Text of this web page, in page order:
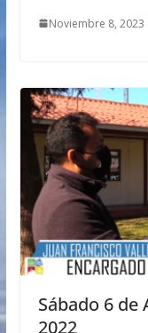
Noviembre 8, 2023
Sábado 6 de
2022